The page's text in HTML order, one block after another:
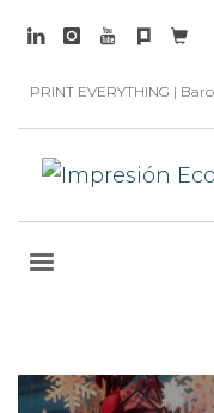
PRINT EVERYTHING |